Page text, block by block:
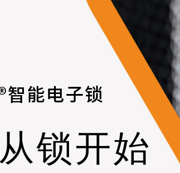
能电子锁
锁开始